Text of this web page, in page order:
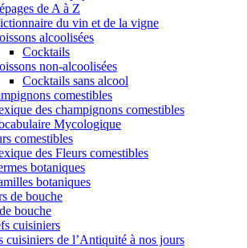
de A à Z
du vin et de la vigne
alcoolisées
Cocktails
non-alcoolisées
Cocktails sans alcool
comestibles
des champignons comestibles
Mycologique
comestibles
des Fleurs comestibles
botaniques
botaniques
de bouche
bouche
cuisiniers
cuisiniers de l’Antiquité à nos jours